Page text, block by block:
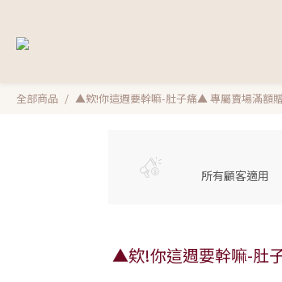
全部商品 ▲欸!你這週要幹嘛-肚子痛▲ 專屬賣場滿額贈
所有顧客適用
▲欸!你這週要幹嘛-肚